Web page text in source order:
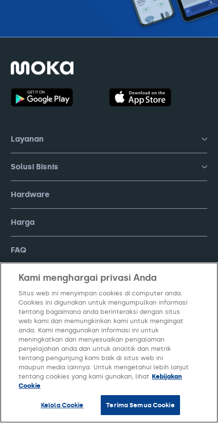
Layanan
Solusi Bisnis
Hardware
Harga
FAQ
Company
Kebijakan Privasi Syarat dan Ketentuan Kelola Cookie
PT Moka Teknologi Indonesia. All Rights Reserved.
Kami menghargai privasi Anda
Situs web ini menyimpan cookies di computer anda.
Cookies ini digunakan untuk mengumpulkan informasi
tentang bagaimana anda berinteraksi dengan situs
web kami dan memungkinkan kami untuk mengingat
anda. Kami menggunakan informasi ini untuk
meningkatkan dan menyesuaikan pengalaman
penjelajahan anda dan untuk analitik dan metrik
tentang pengunjung kami baik di situs web ini
maupun media lainnya. Untuk mengetahui lebih lanjut
tentang cookies yang kami gunakan, lihat Kebijakan
Cookie
Kelola Cookie Terima Semua Cookie